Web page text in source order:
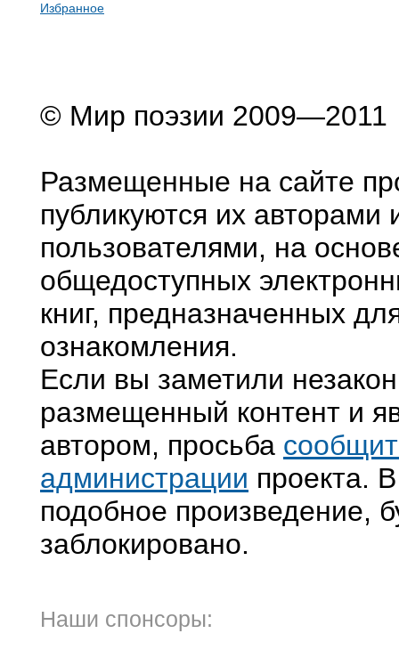
Избранное
© Мир поэзии 2009—2011
Размещенные на сайте
публикуются их авторами
пользователями, на
общедоступных
книг, предназначенных
ознакомления.
Если вы заметили
размещенный контент и
автором, просьба
администрации проекта.
подобное произведение,
заблокировано.
Наши спонсоры: